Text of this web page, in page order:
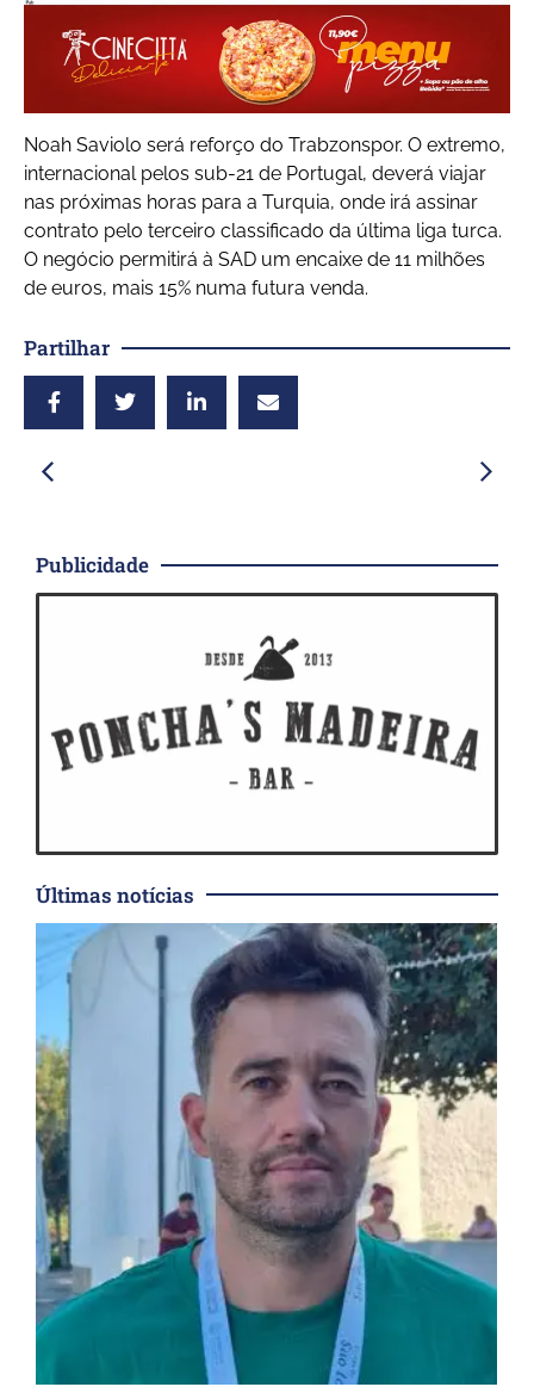
Noah Saviolo será reforço do Trabzonspor. O extremo,
internacional pelos sub-21 de Portugal, deverá viajar
nas próximas horas para a Turquia, onde irá assinar
contrato pelo terceiro classificado da última liga turca.
O negócio permitirá à SAD um encaixe de 11 milhões
de euros, mais 15% numa futura venda.
Partilhar
Publicidade
Últimas notícias